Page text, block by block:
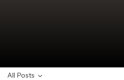
All Posts